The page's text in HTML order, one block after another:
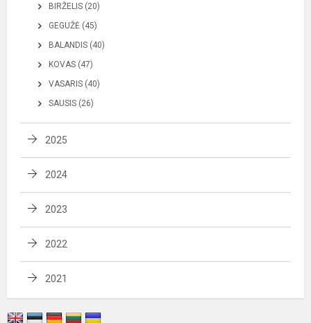
BIRŽELIS (20)
GEGUŽĖ (45)
BALANDIS (40)
KOVAS (47)
VASARIS (40)
SAUSIS (26)
2025
2024
2023
2022
2021